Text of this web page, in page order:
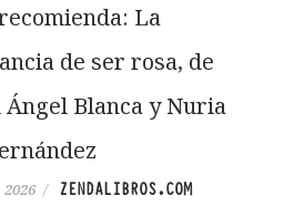
La
de ser rosa, de
Blanca y Nuria
/ ZENDALIBROS.COM